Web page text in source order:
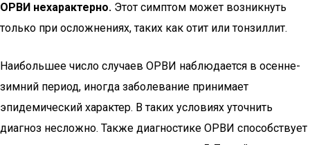
ОРВИ нехарактерно. Этот симптом может возникнуть
только при осложнениях, таких как отит или тонзиллит.
Наибольшее число случаев ОРВИ наблюдается в осенне-
зимний период, иногда заболевание принимает
эпидемический характер. В таких условиях уточнить
диагноз несложно. Также диагностике ОРВИ способствует